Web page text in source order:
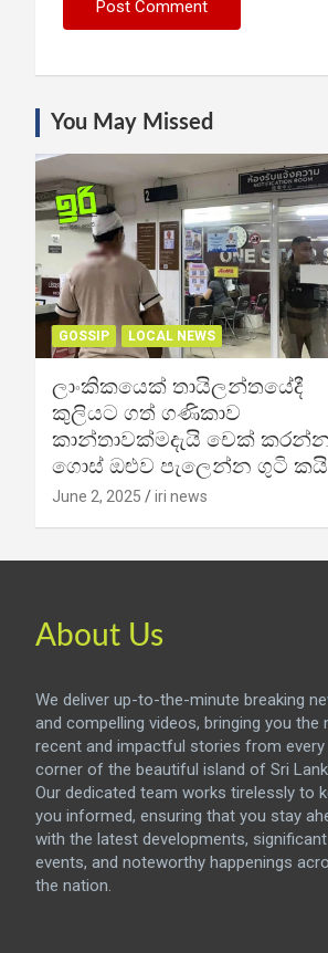
You May Missed
GOSSIP LOCAL NEWS
ලාංකිකයෙක් තායිලන්තයේදී
කුලියට ගත් ගණිකාව
කාන්තාවක්මදැයි චෙක්
ගොස් ඔළුව පැලෙන්න ගුටි කයි
June 2, 2025 iri news
About Us
We deliver up-to-the-minute breaking
and compelling videos, bringing you the
recent and impactful stories from every
corner of the beautiful island of Sri
Our dedicated team works tirelessly to
you informed, ensuring that you stay
with the latest developments, significant
events, and noteworthy happenings
the nation.